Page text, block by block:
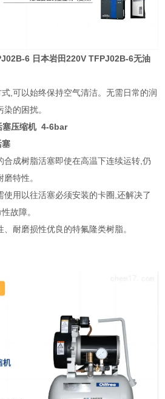
6 日本岩田220V TFPJ02B-6无油
,可以始终保持空气清洁。无需日常的润
的困扰。
塞压缩机 4-6bar
塞
合成树脂活塞即使在高温下连续运转 ,仍
特性。
使用以往活塞必须安装的卡圈 ,还解决了
故障。
耐磨损性优良的特氟隆类树脂。